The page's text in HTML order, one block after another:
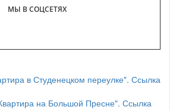
МЫ В СОЦСЕТЯХ